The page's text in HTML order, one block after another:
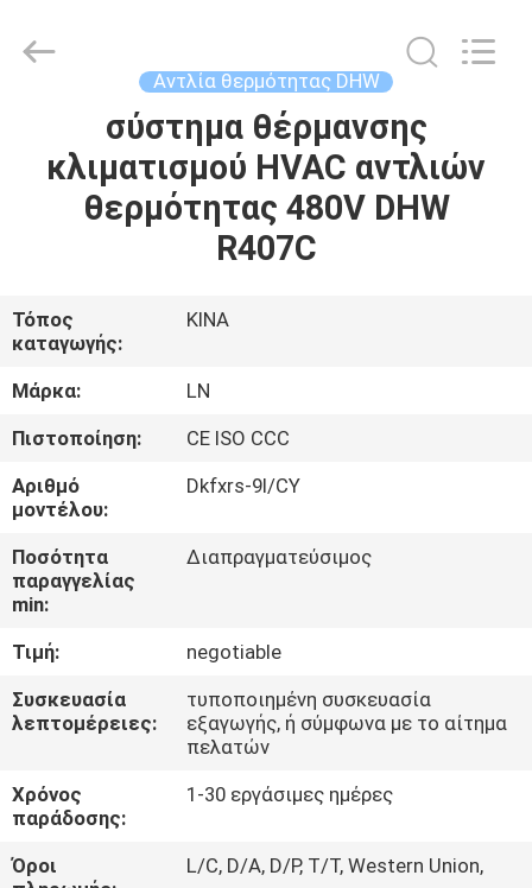
ΠΡΟΪΌΝΤΑ
ΣΧΕΤΙΚΆ
ΜΕ
ΕΜΆΣ
ΕΠΙΣΚΕΨΉ
ΕΡΓΟΣΤΑΣΊΟΥ
ΠΟΙΌΤΗΤΑΣ
ΕΠΙΚΟΙΝΩΝΉΣΤΕ
ΜΑΖΊ
ΜΑΣ
Αντλία θερμότητας DHW
σύστημα θέρμανσης
κλιματισμού HVAC αντλιών
θερμότητας 480V DHW
R407C
Τόπος
καταγωγής:
ΚΙΝΑ
Μάρκα:
LN
Πιστοποίηση:
CE ISO CCC
Αριθμό
μοντέλου:
Dkfxrs-9I/CY
Ποσότητα
παραγγελίας
min:
Διαπραγματεύσιμος
Τιμή:
negotiable
Συσκευασία
λεπτομέρειες:
τυποποιημένη συσκευασία
εξαγωγής, ή σύμφωνα με το αίτημα
πελατών
Χρόνος
παράδοσης:
1-30 εργάσιμες ημέρες
Όροι
L/C, D/A, D/P, T/T, Western Union,